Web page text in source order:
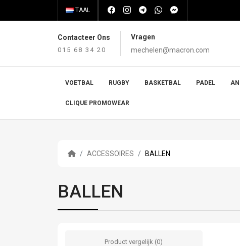
TAAL
Contacteer Ons
015 68 34 20
Vragen
mechelen@macron.com
VOETBAL RUGBY BASKETBAL PADEL
CLIQUE PROMOWEAR
ACCESSOIRES BALLEN
BALLEN
Product vergelijk (0)